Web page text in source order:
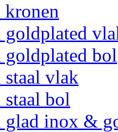
kronen
goldplated
goldplated bol
staal vlak
staal bol
glad inox &